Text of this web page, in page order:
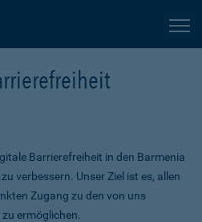
Barrierefreiheit in den Barmenia
verbessern. Unser Ziel ist es, allen
Zugang zu den von uns
ermöglichen.